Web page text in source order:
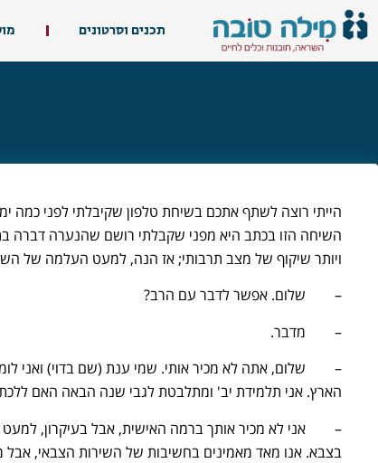
תכנים וסרטונים
הייתי רוצה לשתף אתכם בשיחת טלפון שקיבלתי לפני כמה
השיחה הזו בכתב היא מפני שקבלתי רושם שהנערה דברה
ויותר שיקוף של מצב תרבותי; אז הנה, למעט העלמה של
– שלום. אפשר לדבר עם הרב?
– מדבר.
– שלום, אתה לא מכיר אותי. שמי ענת (שם בדוי) ואני
הארץ. אני תלמידת יב' ומתלבטת לגבי שנה הבאה האם
– אני לא מכיר אותך ברמה האישית, אבל בעיקרון, למעט
בצבא. אנו מאד מאמינים בחשיבות של השירות הצבאי, אבל